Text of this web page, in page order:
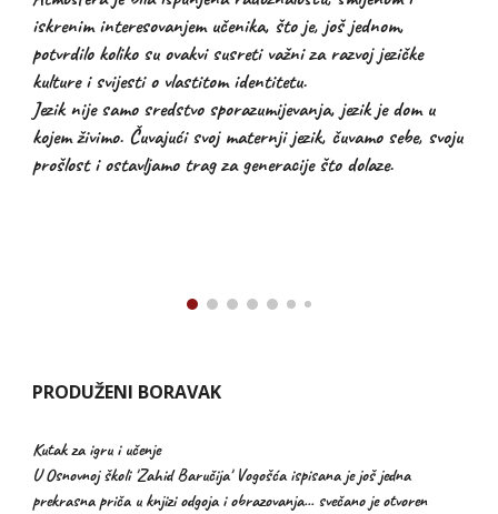
iskrenim interesovanjem učenika, što je, još jednom,
potvrdilo koliko su ovakvi susreti važni za razvoj jezičke
kulture i svijesti o vlastitom identitetu.
Jezik nije samo sredstvo sporazumijevanja, jezik je dom u
kojem živimo. Čuvajući svoj maternji jezik, čuvamo sebe, svoju
prošlost i ostavljamo trag za generacije što dolaze.
PRODUŽENI BORAVAK
Kutak za igru i učenje
U Osnovnoj školi 'Zahid Baručija' Vogošća ispisana je još jedna
prekrasna priča u knjizi odgoja i obrazovanja... svečano je otvoren